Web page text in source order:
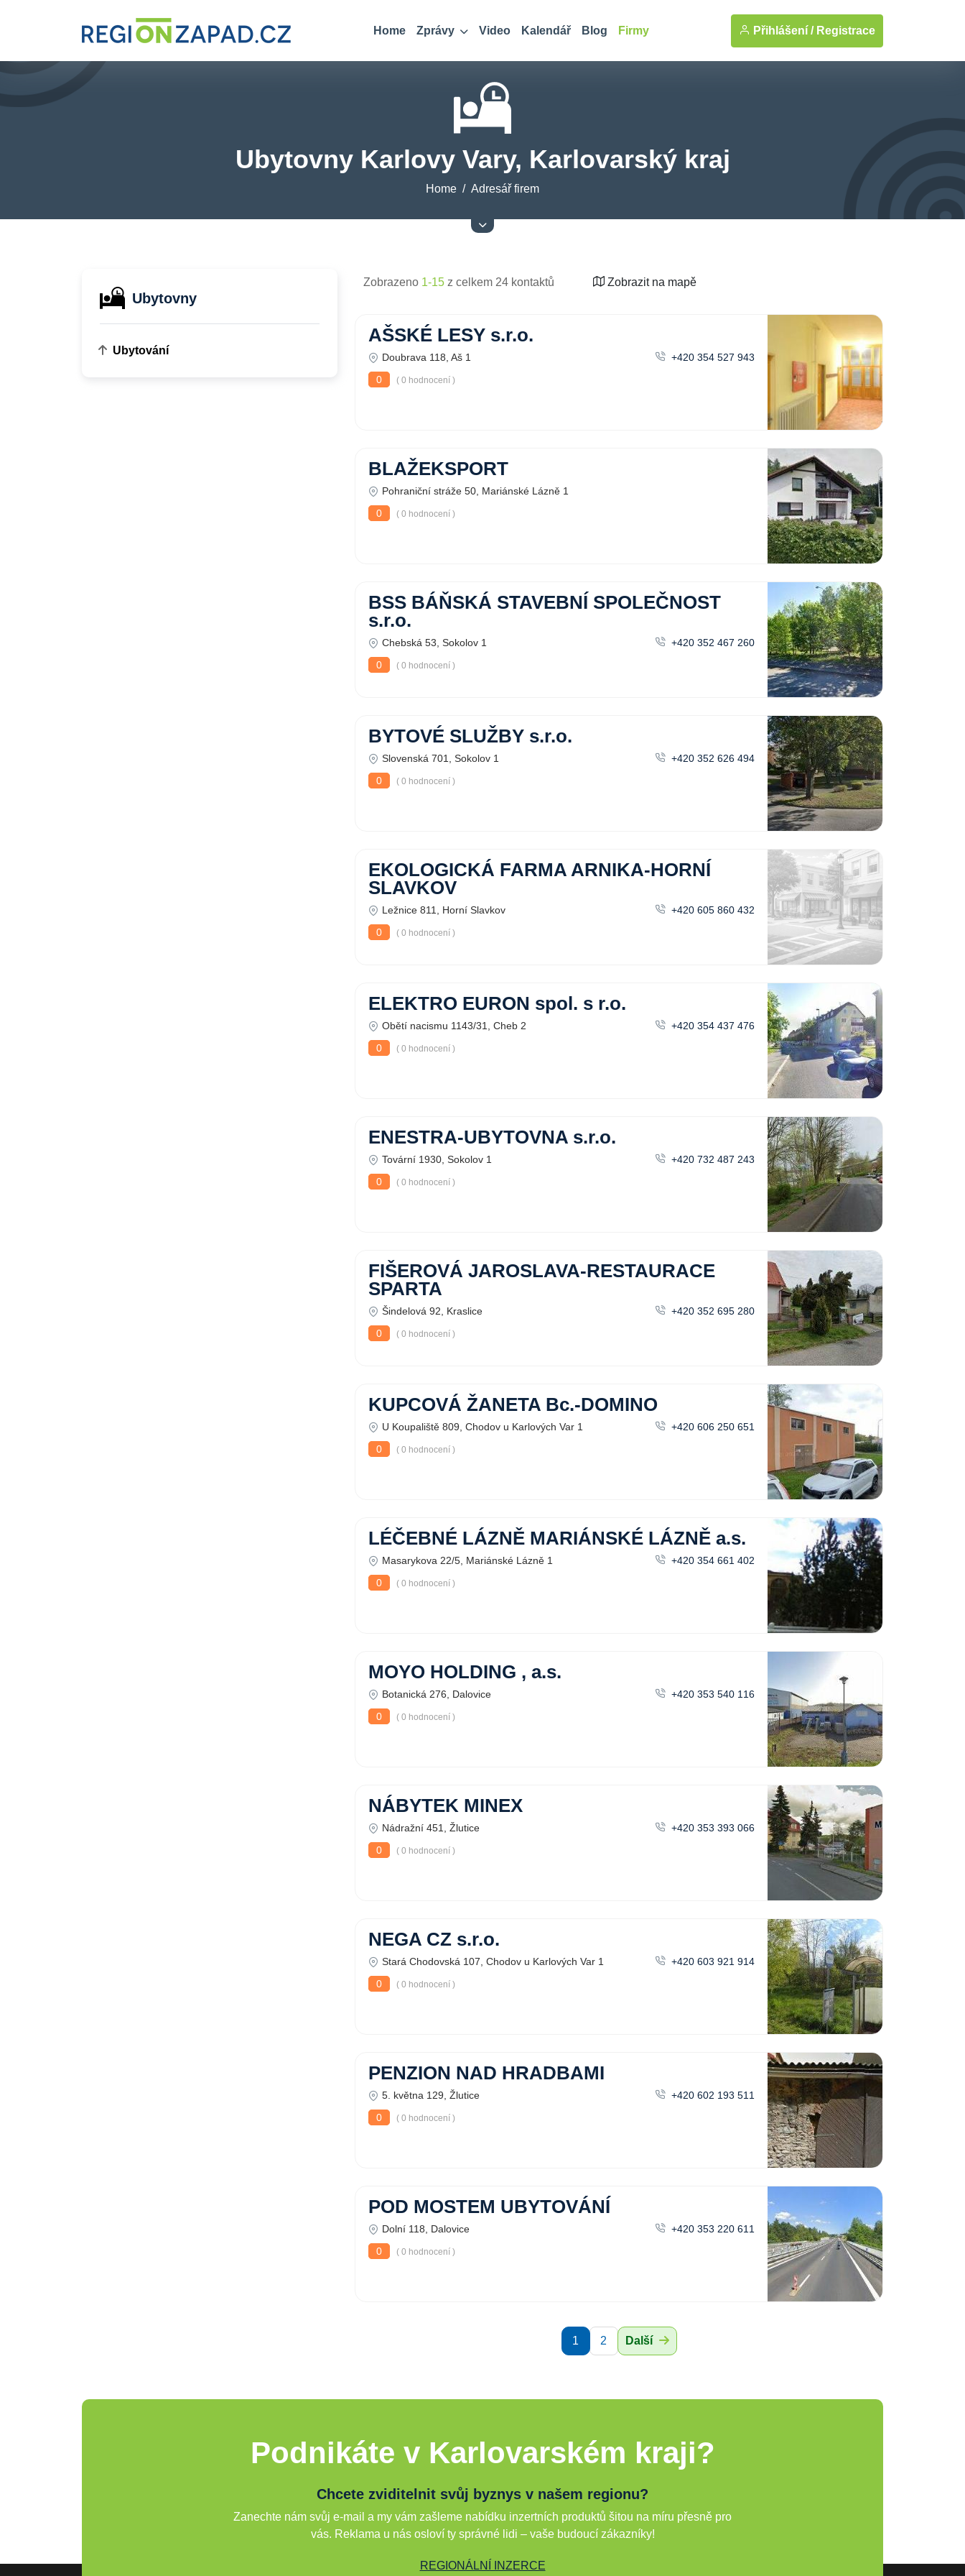
Home Zprávy Video Kalendář Blog Firmy Přihlášení / Registrace
Ubytovny Karlovy Vary, Karlovarský kraj
Home Adresář firem
Ubytovny
Ubytování
Zobrazeno 1-15 z celkem 24 kontaktů Zobrazit na mapě
AŠSKÉ LESY s.r.o.
Doubrava 118, Aš 1
+420 354 527 943
0
( 0 hodnocení )
BLAŽEKSPORT
Pohraniční stráže 50, Mariánské Lázně 1
0
( 0 hodnocení )
BSS BÁŇSKÁ STAVEBNÍ SPOLEČNOST
s.r.o.
Chebská 53, Sokolov 1
+420 352 467 260
0
( 0 hodnocení )
BYTOVÉ SLUŽBY s.r.o.
Slovenská 701, Sokolov 1
+420 352 626 494
0
( 0 hodnocení )
EKOLOGICKÁ FARMA ARNIKA-HORNÍ
SLAVKOV
Ležnice 811, Horní Slavkov
+420 605 860 432
0
( 0 hodnocení )
ELEKTRO EURON spol. s r.o.
Obětí nacismu 1143/31, Cheb 2
+420 354 437 476
0
( 0 hodnocení )
ENESTRA-UBYTOVNA s.r.o.
Tovární 1930, Sokolov 1
+420 732 487 243
0
( 0 hodnocení )
FIŠEROVÁ JAROSLAVA-RESTAURACE
SPARTA
Šindelová 92, Kraslice
+420 352 695 280
0
( 0 hodnocení )
KUPCOVÁ ŽANETA Bc.-DOMINO
U Koupaliště 809, Chodov u Karlových Var 1
+420 606 250 651
0
( 0 hodnocení )
LÉČEBNÉ LÁZNĚ MARIÁNSKÉ LÁZNĚ a.s.
Masarykova 22/5, Mariánské Lázně 1
+420 354 661 402
0
( 0 hodnocení )
MOYO HOLDING , a.s.
Botanická 276, Dalovice
+420 353 540 116
0
( 0 hodnocení )
NÁBYTEK MINEX
Nádražní 451, Žlutice
+420 353 393 066
0
( 0 hodnocení )
NEGA CZ s.r.o.
Stará Chodovská 107, Chodov u Karlových Var 1
+420 603 921 914
0
( 0 hodnocení )
PENZION NAD HRADBAMI
5. května 129, Žlutice
+420 602 193 511
0
( 0 hodnocení )
POD MOSTEM UBYTOVÁNÍ
Dolní 118, Dalovice
+420 353 220 611
0
( 0 hodnocení )
1 2 Další
Podnikáte v Karlovarském kraji?
Chcete zviditelnit svůj byznys v našem regionu?
Zanechte nám svůj e-mail a my vám zašleme nabídku inzertních produktů šitou na míru přesně pro
vás. Reklama u nás osloví ty správné lidi – vaše budoucí zákazníky!
REGIONÁLNÍ INZERCE